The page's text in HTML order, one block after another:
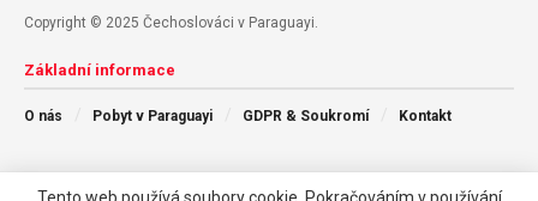
Copyright © 2025 Čechoslováci v Paraguayi.
Základní informace
O nás Pobyt v Paraguayi GDPR & Soukromí Kontakt
Následujte nás